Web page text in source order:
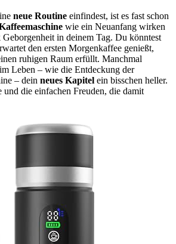
neue Routine einfindest, ist es fast schon
wie ein Neuanfang wirken
in deinem Tag. Du könntest
den ersten Morgenkaffee genießt,
ruhigen Raum erfüllt. Manchmal
Leben – wie die Entdeckung der
– dein neues Kapitel ein bisschen heller.
und die einfachen Freuden, die damit